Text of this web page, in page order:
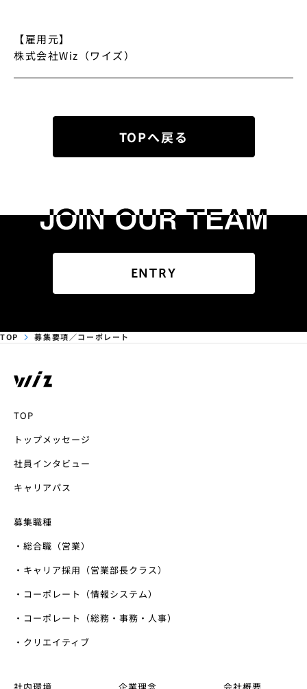
【雇用元】
株式会社Wiz（ワイズ）
TOPへ戻る
ENTRY
TOP 募集要項／コーポレート
TOP
トップメッセージ
社員インタビュー
キャリアパス
募集職種
・総合職（営業）
・キャリア採用（営業部長クラス）
・コーポレート（情報システム）
・コーポレート（総務・事務・人事）
・クリエイティブ